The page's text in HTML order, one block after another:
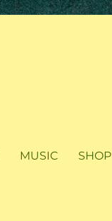
MUSIC SHOP